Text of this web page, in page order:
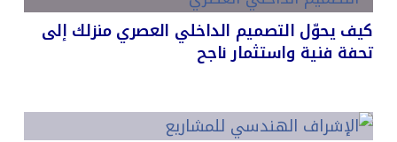
كيف يحوّل التصميم الداخلي العصري منزلك إلى
تحفة فنية واستثمار ناجح